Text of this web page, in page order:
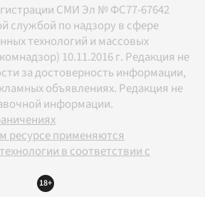
СМИ Эл № ФС77-67642
службой по надзору в сфере
технологий и массовых
10.11.2016 г. Редакция не
за достоверность информации,
объявлениях. Редакция не
информации.
ресурсе применяются
в соответствии с
18+